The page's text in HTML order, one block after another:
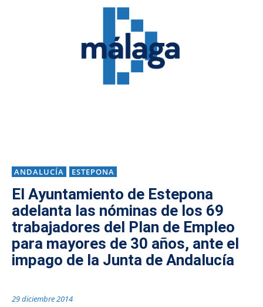
ANDALUCÍA ESTEPONA
El Ayuntamiento de Estepona
adelanta las nóminas de los 69
trabajadores del Plan de Empleo
para mayores de 30 años, ante el
impago de la Junta de Andalucía
29 diciembre 2014